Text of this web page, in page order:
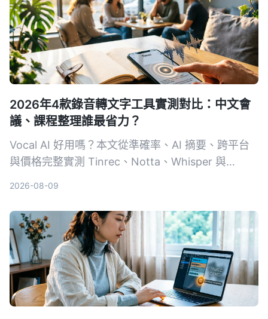
2026年4款錄音轉文字工具實測對比：中文會
議、課程整理誰最省力？
Vocal AI 好用嗎？本文從準確率、AI 摘要、跨平台
與價格完整實測 Tinrec、Notta、Whisper 與
2026-08-09